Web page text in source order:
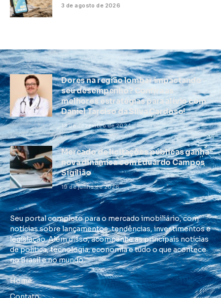
3 de agosto de 2026
Dores na região lombar impactando
seu desempenho? Confira as
melhores estratégias para alívio com
Daniel Tarciso da Silva Cardoso!
13 de dezembro de 2024
Mercado de licitações públicas ganha
nova dinâmica com Eduardo Campos
Sigilião
19 de junho de 2026
Seu portal completo para o mercado imobiliário, com
notícias sobre lançamentos, tendências, investimentos e
legislação. Além disso, acompanhe as principais notícias
de política, tecnologia, economia e tudo o que acontece
no Brasil e no mundo.
Home